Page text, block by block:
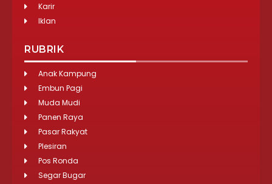
Karir
Iklan
RUBRIK
Anak Kampung
Embun Pagi
Muda Mudi
Panen Raya
Pasar Rakyat
Plesiran
Pos Ronda
Segar Bugar